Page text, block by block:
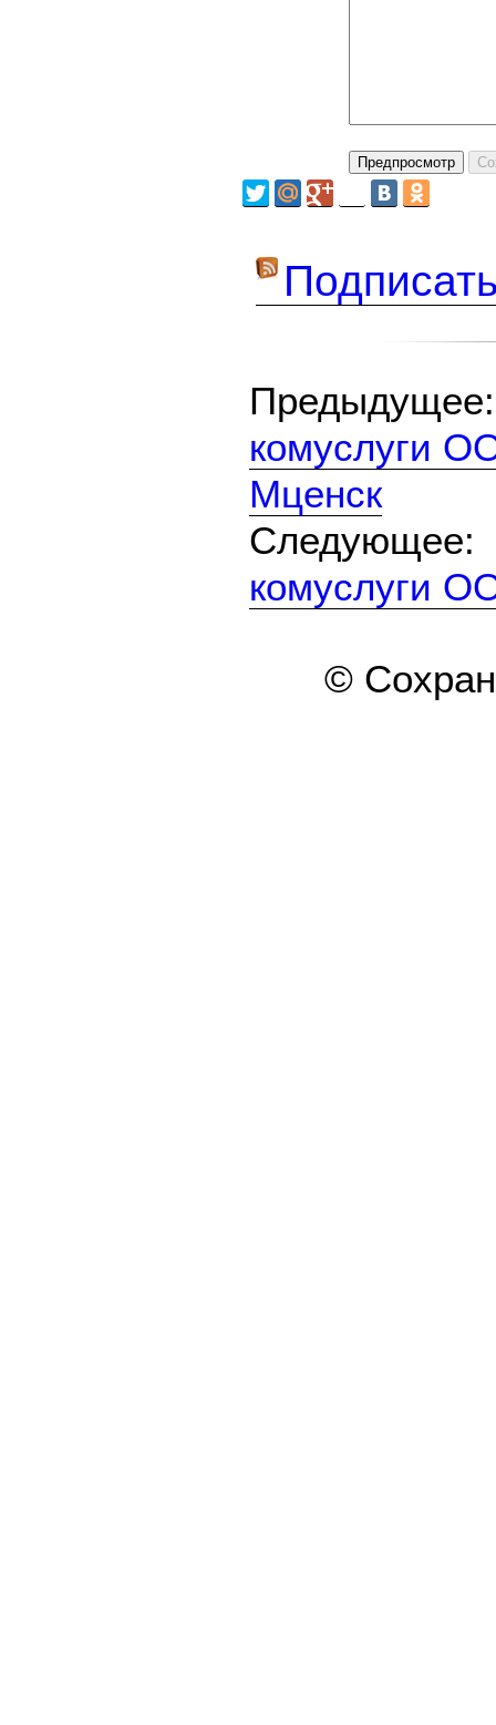
комуслуги
Мценск
комуслуги
©